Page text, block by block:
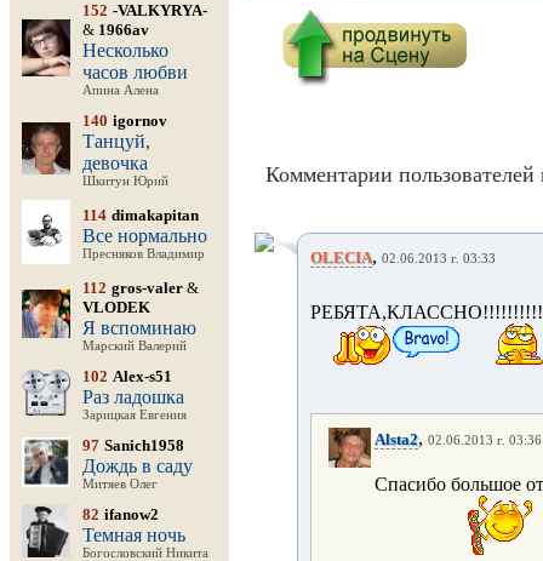
152 -VALKYRYA-
& 1966av
Несколько
часов любви
Апина Алена
140 igornov
Танцуй,
девочка
Шкитун Юрий
114 dimakapitan
Все нормально
Пресняков Владимир
112 gros-valer &
VLODEK
Я вспоминаю
Марский Валерий
102 Alex-s51
Раз ладошка
Зарицкая Евгения
97 Sanich1958
Дождь в саду
Митяев Олег
82 ifanow2
Темная ночь
Богословский Никита
Комментарии пользователей
OLECIA, 02.06.2013 г. 03:33
Alsta2, 02.06.2013 г. 03:36
Спасибо большое